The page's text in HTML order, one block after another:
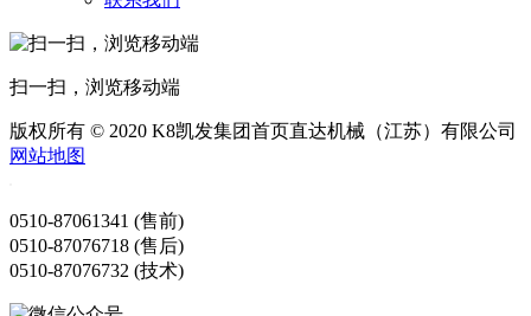
扫一扫，浏览移动端
版权所有 © 2020 K8凯发集团首页直达机械（江苏）有限公司
网站地图
0510-87061341 (售前)
0510-87076718 (售后)
0510-87076732 (技术)